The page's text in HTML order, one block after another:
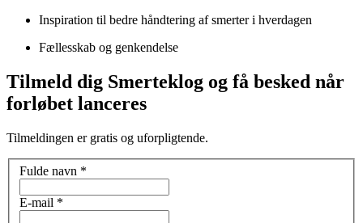
Inspiration til bedre håndtering af smerter i hverdagen
Fællesskab og genkendelse
Tilmeld dig Smerteklog og få besked når
forløbet lanceres
Tilmeldingen er gratis og uforpligtende.
Fulde navn *
E-mail *